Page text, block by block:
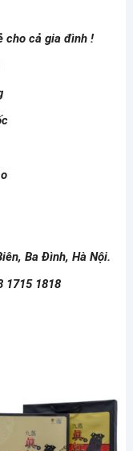
cho cả gia đình !
Ba Đình, Hà Nội.
1715 1818